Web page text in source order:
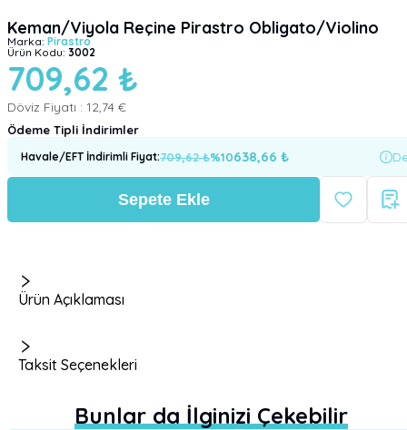
Keman/Viyola Reçine Pirastro Obligato/Violino
Marka: Pirastro
Ürün Kodu: 3002
709,62 ₺
Döviz Fiyatı : 12,74 €
Ödeme Tipli İndirimler
Havale/EFT İndirimli Fiyat:709,62₺%10638,66 ₺
Sepete Ekle
Ürün Açıklaması
Taksit Seçenekleri
Bunlar da İlginizi Çekebilir